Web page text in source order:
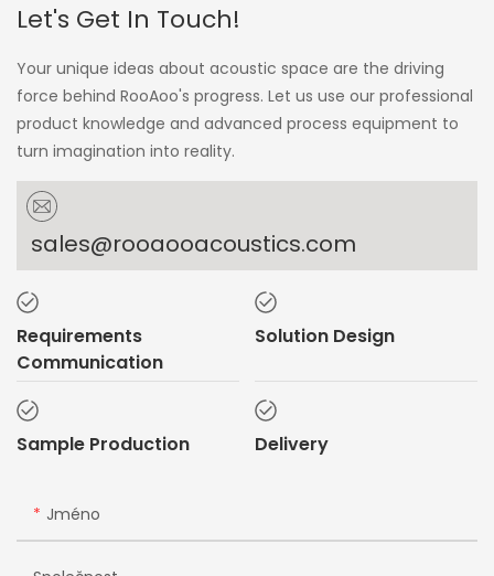
Let's Get In Touch!
Your unique ideas about acoustic space are the driving
force behind RooAoo's progress. Let us use our professional
product knowledge and advanced process equipment to
turn imagination into reality.
sales@rooaooacoustics.com
Requirements
Communication
Solution Design
Sample Production Delivery
Jméno